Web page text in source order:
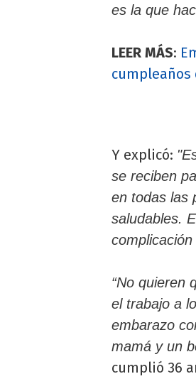
es la que
LEER MÁS:
cumpleaños
Y explicó:
se reciben
en todas las
saludables.
“No quieren
el trabajo a
embarazo
mamá y un
cumplió 36